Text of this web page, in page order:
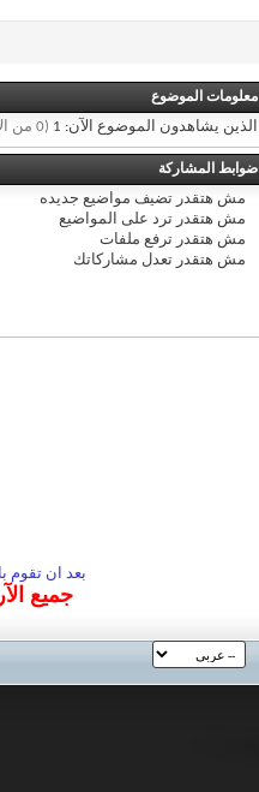
معلومات الموضوع
الذين يشاهدون الموضوع الآن: 1 (0 من الأعضاء و 1 زائر)
ضوابط المشاركة
مش هتقدر تضيف مواضيع جديده
مش هتقدر ترد على المواضيع
مش هتقدر ترفع ملفات
مش هتقدر تعدل مشاركاتك
بعد ان تقوم
جميع